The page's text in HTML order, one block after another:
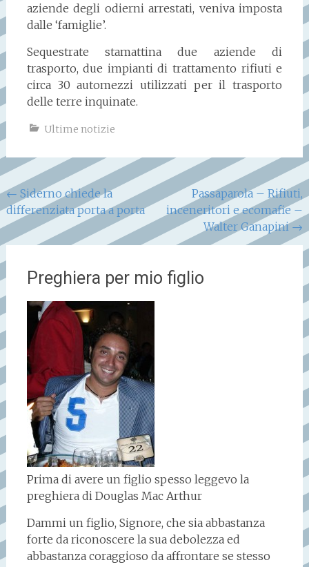
aziende degli odierni arrestati, veniva imposta
dalle ‘famiglie’.
Sequestrate stamattina due aziende di
trasporto, due impianti di trattamento rifiuti e
circa 30 automezzi utilizzati per il trasporto
delle terre inquinate.
Ultime notizie
Navigazione
articoli
← Siderno chiede la
differenziata porta a porta
Passaparola – Rifiuti,
inceneritori e ecomafie –
Walter Ganapini→
Preghiera per mio figlio
Prima di avere un figlio spesso leggevo la
preghiera di Douglas Mac Arthur
Dammi un figlio, Signore, che sia abbastanza
forte da riconoscere la sua debolezza ed
abbastanza coraggioso da affrontare se stesso